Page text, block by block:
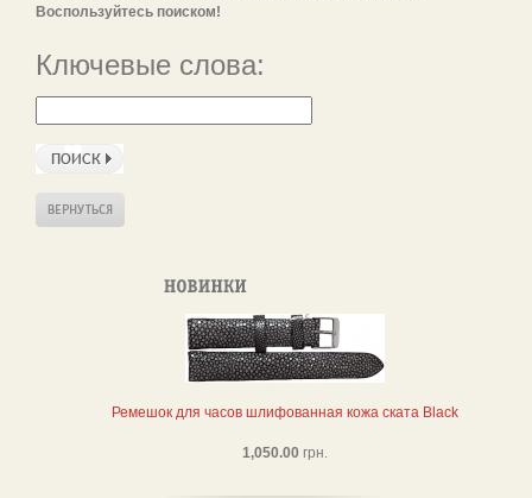
Воспользуйтесь поиском!
Ключевые слова:
Ремешок для часов шлифованная кожа ската Black
1,050.00 грн.